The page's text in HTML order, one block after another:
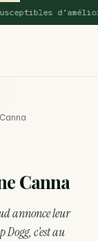
d’améliorer
du
ACTU
Canna
annonce leur
c’est au